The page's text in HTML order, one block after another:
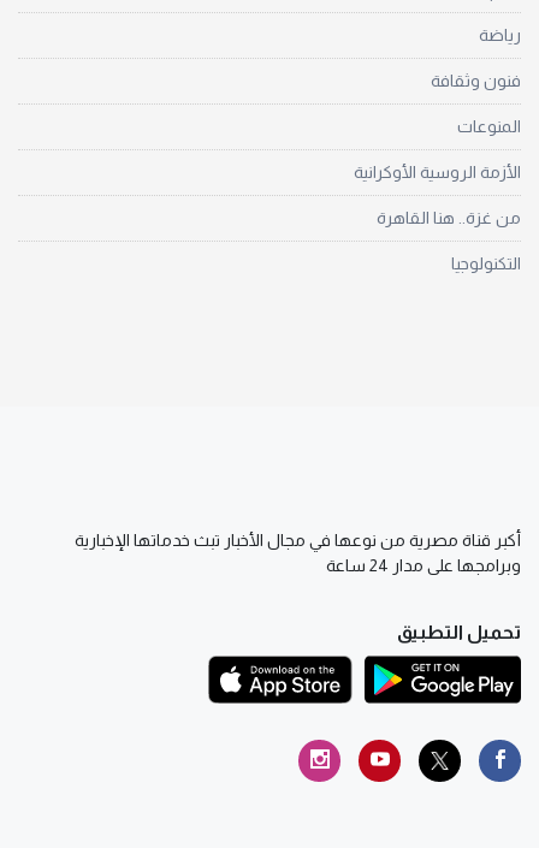
رياضة
فنون وثقافة
المنوعات
الأزمة الروسية الأوكرانية
من غزة.. هنا القاهرة
التكنولوجيا
أكبر قناة مصرية من نوعها في مجال الأخبار تبث خدماتها الإخبارية
وبرامجها على مدار 24 ساعة
تحميل التطبيق